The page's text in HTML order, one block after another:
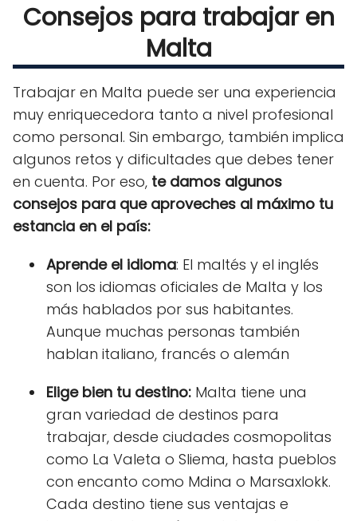
Consejos para trabajar en
Malta
Trabajar en Malta puede ser una experiencia
muy enriquecedora tanto a nivel profesional
como personal. Sin embargo, también implica
algunos retos y dificultades que debes tener
en cuenta. Por eso, te damos algunos
consejos para que aproveches al máximo tu
estancia en el país:
Aprende el idioma: El maltés y el inglés
son los idiomas oficiales de Malta y los
más hablados por sus habitantes.
Aunque muchas personas también
hablan italiano, francés o alemán
Elige bien tu destino: Malta tiene una
gran variedad de destinos para
trabajar, desde ciudades cosmopolitas
como La Valeta o Sliema, hasta pueblos
con encanto como Mdina o Marsaxlokk.
Cada destino tiene sus ventajas e